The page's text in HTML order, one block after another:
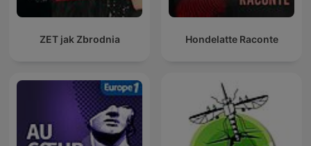
ZET jak Zbrodnia Hondelatte Raconte